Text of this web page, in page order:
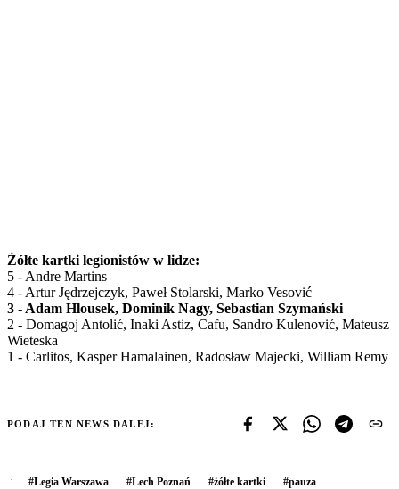
Żółte kartki legionistów w lidze:
5 - Andre Martins
4 - Artur Jędrzejczyk, Paweł Stolarski, Marko Vesović
3 - Adam Hlousek, Dominik Nagy, Sebastian Szymański
2 - Domagoj Antolić, Inaki Astiz, Cafu, Sandro Kulenović, Mateusz
Wieteska
1 - Carlitos, Kasper Hamalainen, Radosław Majecki, William Remy
PODAJ TEN NEWS DALEJ:
#Legia Warszawa #Lech Poznań #żółte kartki #pauza